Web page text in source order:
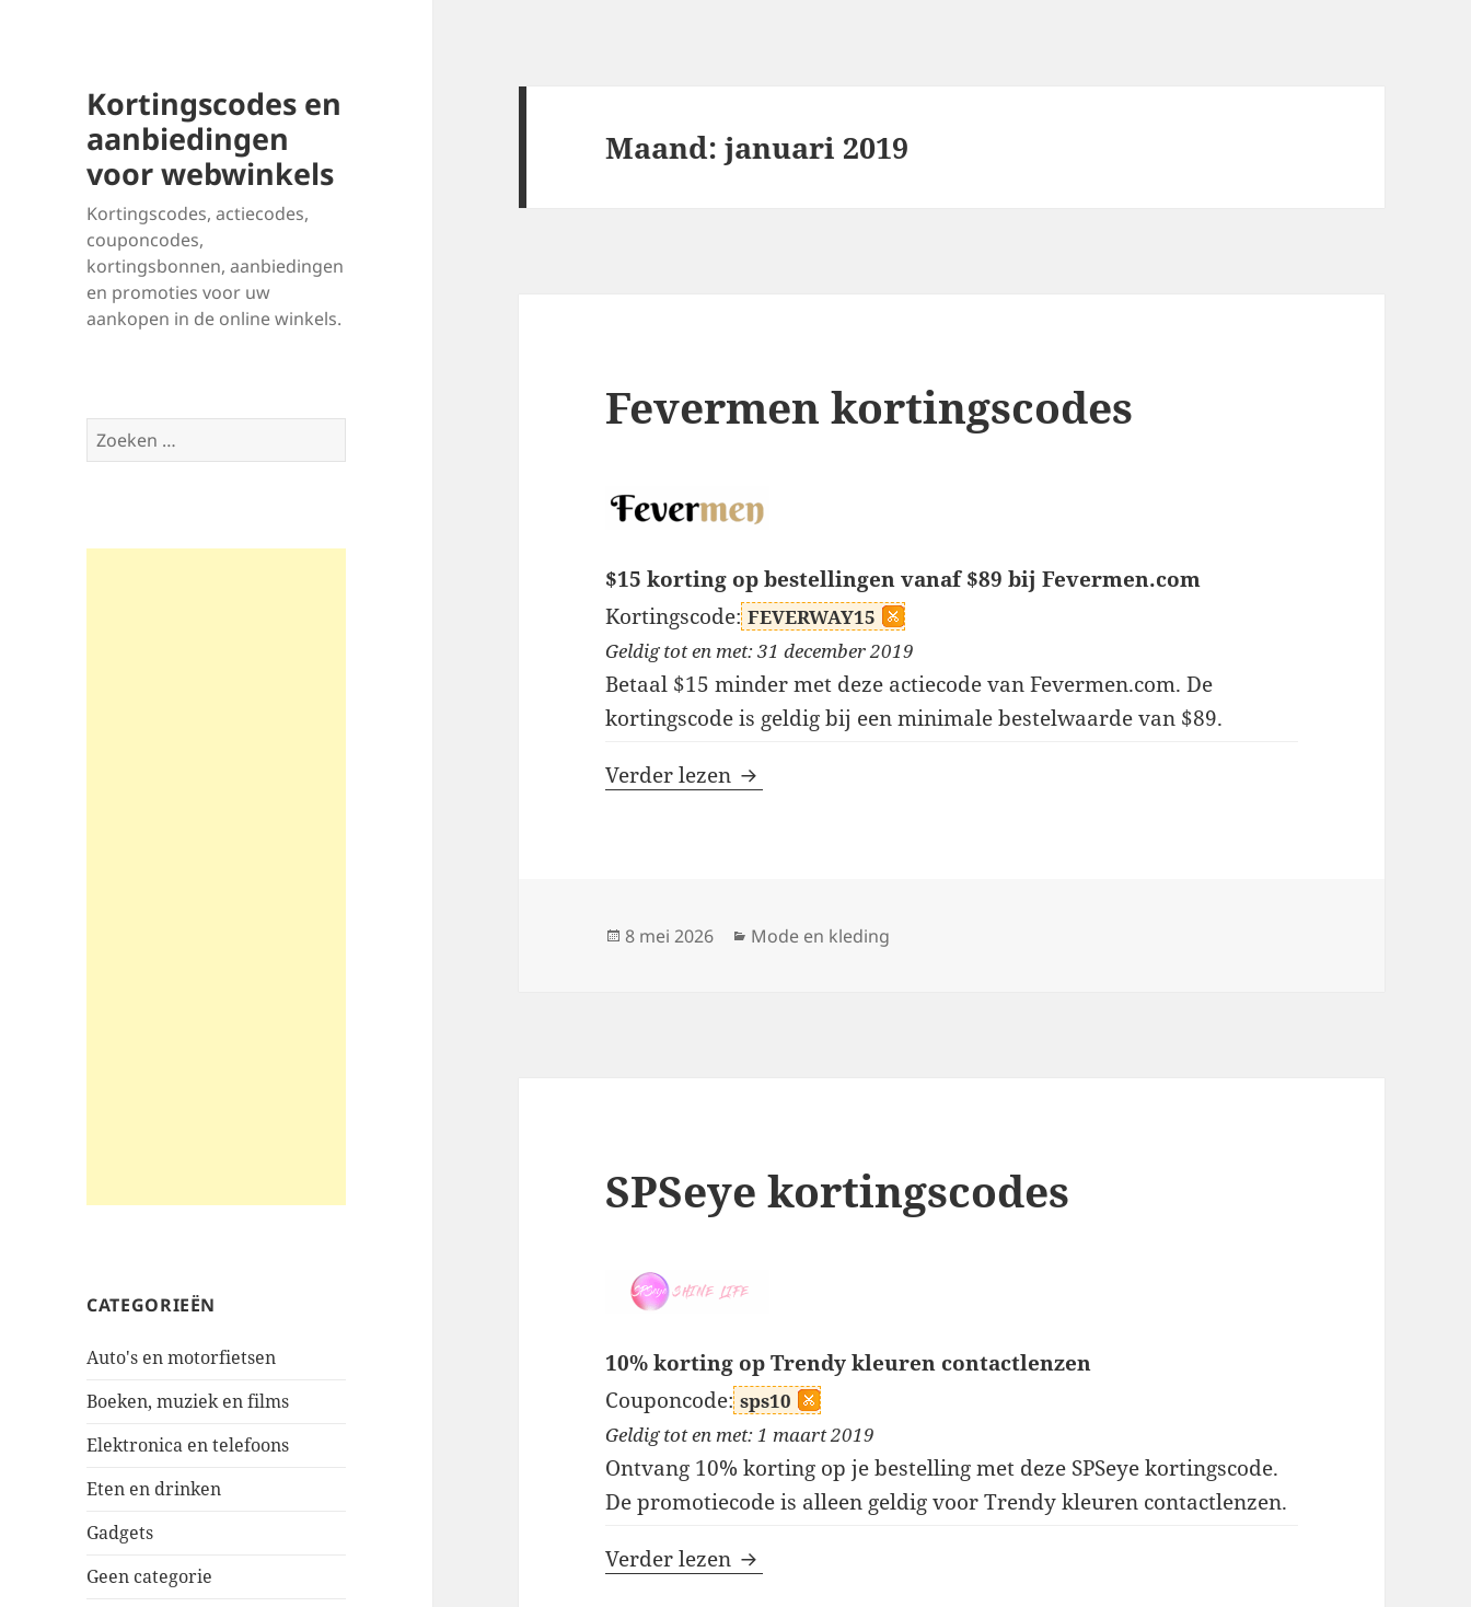
Kortingscodes en
aanbiedingen
voor webwinkels
Kortingscodes, actiecodes,
couponcodes,
kortingsbonnen, aanbiedingen
en promoties voor uw
aankopen in de online winkels.
Zoeken
naar:
CATEGORIEËN
Auto's en motorfietsen
Boeken, muziek en films
Elektronica en telefoons
Eten en drinken
Gadgets
Geen categorie
Maand:januari 2019
Fevermen kortingscodes
$15 korting op bestellingen vanaf $89 bij Fevermen.com
Kortingscode: FEVERWAY15
Geldig tot en met: 31 december 2019
Betaal $15 minder met deze actiecode van Fevermen.com. De
kortingscode is geldig bij een minimale bestelwaarde van $89.
Verder lezen Fevermen kortingscodes
Geplaatst
8 mei 2026 Categorieën
Mode en kleding
SPSeye kortingscodes
10% korting op Trendy kleuren contactlenzen
Couponcode: sps10
Geldig tot en met: 1 maart 2019
Ontvang 10% korting op je bestelling met deze SPSeye kortingscode.
De promotiecode is alleen geldig voor Trendy kleuren contactlenzen.
Verder lezen SPSeye kortingscodes